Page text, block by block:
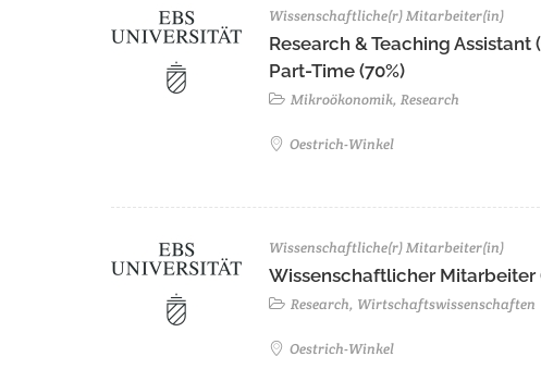
Wissenschaftliche(r) Mitarbeiter(in)
Research & Teaching
Part-Time (70%)
Mikroökonomik, Research
Oestrich-Winkel
Wissenschaftliche(r) Mitarbeiter(in)
Wissenschaftlicher Mitarbeiter
Research, Wirtschaftswissenschaften
Oestrich-Winkel